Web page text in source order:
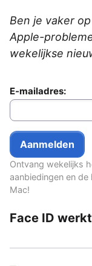
Ben je vaker
Apple-
wekelijkse
E-mailadres:
Ontvang wekelijks
aanbiedingen en
Mac!
Face ID